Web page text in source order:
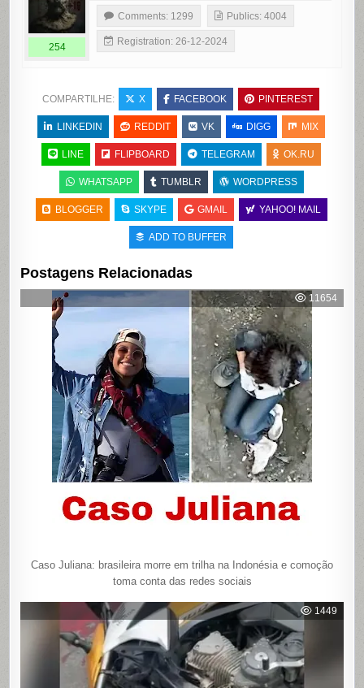
254
Comments: 1299 Publics: 4004
Registration: 26-12-2024
COMPARTILHE: X FACEBOOK PINTEREST
LINKEDIN REDDIT VK DIGG MIX
LINE FLIPBOARD TELEGRAM OK.RU
WHATSAPP TUMBLR WORDPRESS
BLOGGER SKYPE GMAIL YAHOO! MAIL
ADD TO BUFFER
Postagens Relacionadas
11654
Caso Juliana: brasileira morre em trilha na Indonésia e comoção
toma conta das redes sociais
1449